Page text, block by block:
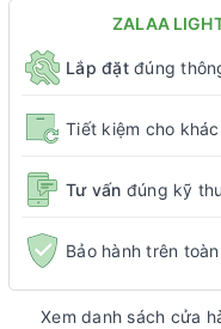
ZALAA
Lắp đặtđúng
Tiết kiệm cho
Tư vấn đúng kỹ
Bảo hành trên
Xem danh sách cửa